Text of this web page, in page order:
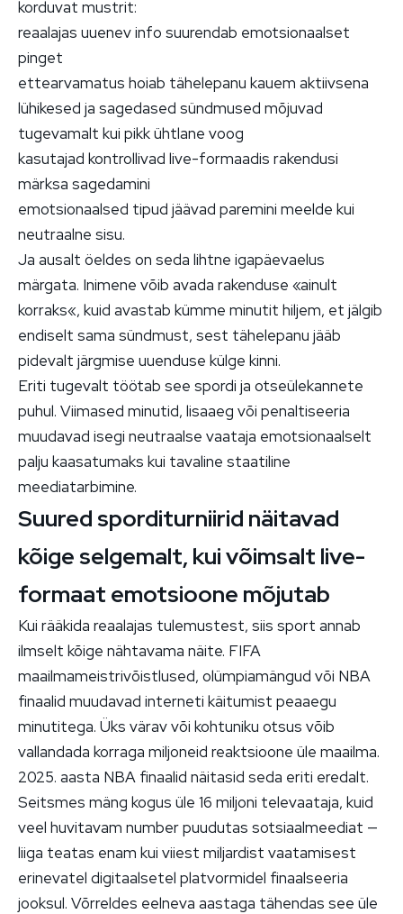
korduvat mustrit:
reaalajas uuenev info suurendab emotsionaalset
pinget
ettearvamatus hoiab tähelepanu kauem aktiivsena
lühikesed ja sagedased sündmused mõjuvad
tugevamalt kui pikk ühtlane voog
kasutajad kontrollivad live-formaadis rakendusi
märksa sagedamini
emotsionaalsed tipud jäävad paremini meelde kui
neutraalne sisu.
Ja ausalt öeldes on seda lihtne igapäevaelus
märgata. Inimene võib avada rakenduse «ainult
korraks«, kuid avastab kümme minutit hiljem, et jälgib
endiselt sama sündmust, sest tähelepanu jääb
pidevalt järgmise uuenduse külge kinni.
Eriti tugevalt töötab see spordi ja otseülekannete
puhul. Viimased minutid, lisaaeg või penaltiseeria
muudavad isegi neutraalse vaataja emotsionaalselt
palju kaasatumaks kui tavaline staatiline
meediatarbimine.
Suured sporditurniirid näitavad
kõige selgemalt, kui võimsalt live-
formaat emotsioone mõjutab
Kui rääkida reaalajas tulemustest, siis sport annab
ilmselt kõige nähtavama näite. FIFA
maailmameistrivõistlused, olümpiamängud või NBA
finaalid muudavad interneti käitumist peaaegu
minutitega. Üks värav või kohtuniku otsus võib
vallandada korraga miljoneid reaktsioone üle maailma.
2025. aasta NBA finaalid näitasid seda eriti eredalt.
Seitsmes mäng kogus üle 16 miljoni televaataja, kuid
veel huvitavam number puudutas sotsiaalmeediat —
liiga teatas enam kui viiest miljardist vaatamisest
erinevatel digitaalsetel platvormidel finaalseeria
jooksul. Võrreldes eelneva aastaga tähendas see üle